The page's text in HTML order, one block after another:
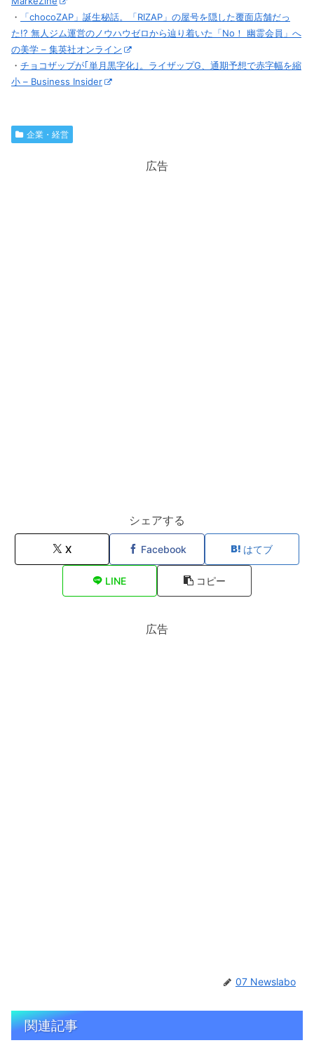
・
「chocoZAP」誕生秘話。「RIZAP」の屋号を隠した覆面店舗だっ
た!? 無人ジム運営のノウハウゼロから辿り着いた「No！ 幽霊会員」へ
の美学 – 集英社オンライン
・ チョコザップが｢単月黒字化｣。ライザップG、通期予想で赤字幅を縮
小 – Business Insider
企業・経営
広告
シェアする
X Facebook はてブ
LINE コピー
広告
07 Newslabo
関連記事